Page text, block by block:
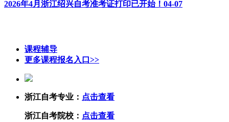
2026年4月浙江绍兴自考准考证打印已开始！ 04-07
课程辅导
更多课程报名入口>>
浙江自考专业： 点击查看
浙江自考院校： 点击查看